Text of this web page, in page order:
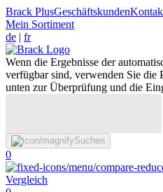
Brack PlusGeschäftskunden
Mein Sortiment
de | fr
Wenn die Ergebnisse der
verfügbar sind, verwenden Sie die
unten zur Überprüfung und die
Suchen
0
Vergleich